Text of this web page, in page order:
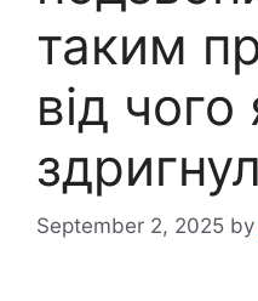
таким
від чого
September 2, 2025 by